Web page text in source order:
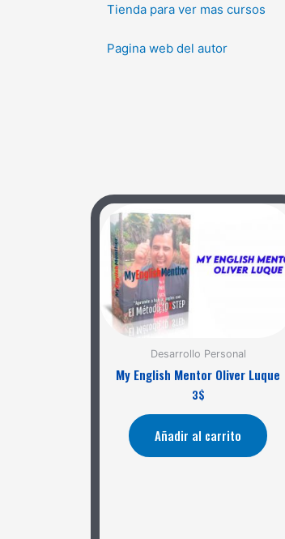
Tienda para ver mas cursos
Pagina web del autor
Desarrollo Personal
My English Mentor Oliver Luque
3$
Añadir al carrito